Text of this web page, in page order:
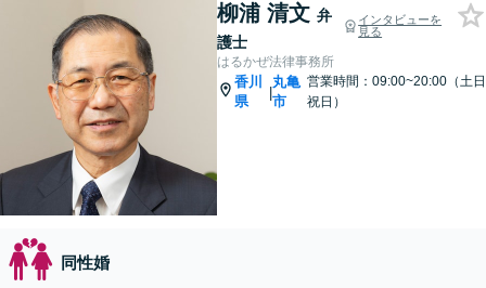
柳浦 清文 弁
護士
インタビューを
見る
はるかぜ法律事務所
香川
県
|
丸亀
市
営業時間：09:00~20:00（土日
祝日）
同性婚